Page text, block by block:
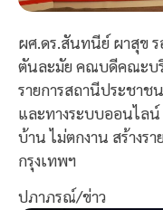
ผศ.ดร.สันทนีย์ ผาสุข
ตันละมัย คณบดีคณะบ
รายการสถานีประชาช
และทางระบบออนไล
บ้าน ไม่ตกงาน สร้างร
กรุงเทพฯ
ปภาภรณ์/ข่าว